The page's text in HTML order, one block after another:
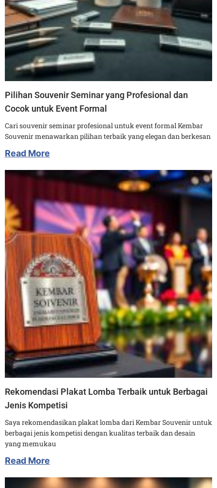
Pilihan Souvenir Seminar yang Profesional dan
Cocok untuk Event Formal
Cari souvenir seminar profesional untuk event formal Kembar
Souvenir menawarkan pilihan terbaik yang elegan dan berkesan
Read More
Rekomendasi Plakat Lomba Terbaik untuk Berbagai
Jenis Kompetisi
Saya rekomendasikan plakat lomba dari Kembar Souvenir untuk
berbagai jenis kompetisi dengan kualitas terbaik dan desain
yang memukau
Read More